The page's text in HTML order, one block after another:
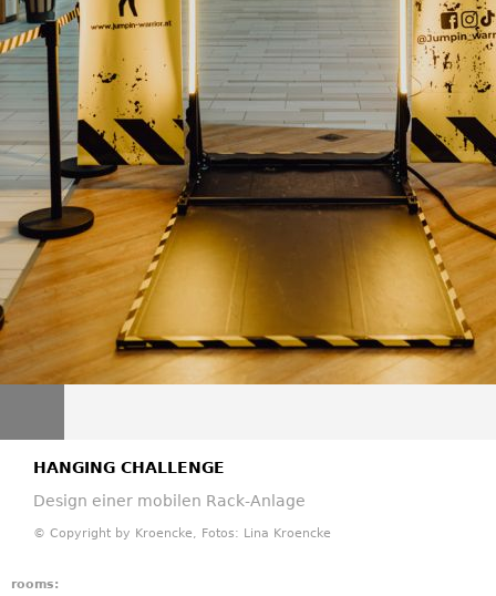
HANGING CHALLENGE
Design einer mobilen Rack-Anlage
© Copyright by Kroencke, Fotos: Lina Kroencke
rooms: